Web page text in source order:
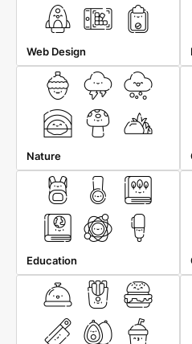
Web Design
Nature
Education